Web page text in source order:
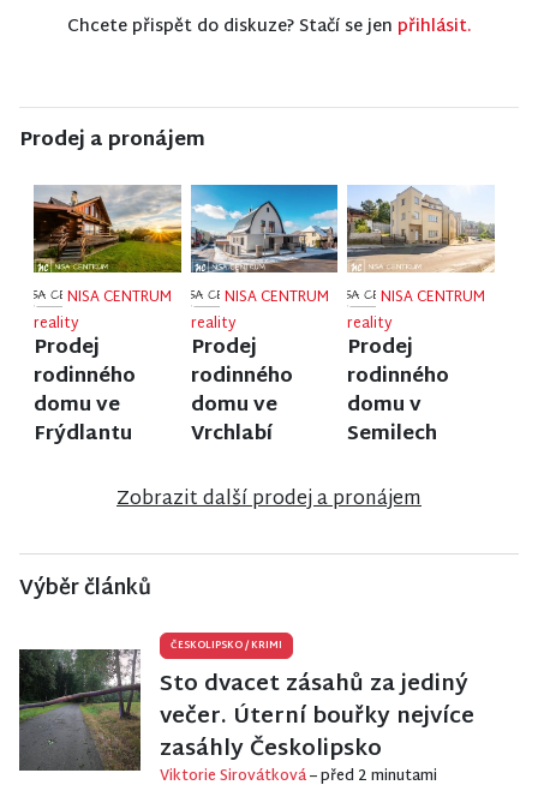
Chcete přispět do diskuze? Stačí se jen přihlásit.
Prodej a pronájem
NISA CENTRUM
reality
Prodej
rodinného
domu ve
Frýdlantu
NISA CENTRUM
reality
Prodej
rodinného
domu ve
Vrchlabí
NISA CENTRUM
reality
Prodej
rodinného
domu v
Semilech
Zobrazit další prodej a pronájem
Výběr článků
ČESKOLIPSKO/KRIMI
Sto dvacet zásahů za jediný
večer. Úterní bouřky nejvíce
zasáhly Českolipsko
Viktorie Sirovátková– před 2 minutami